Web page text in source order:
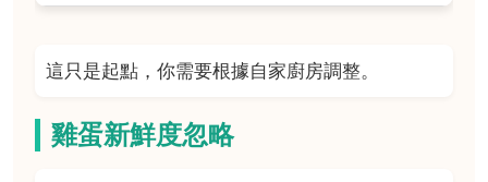
這只是起點，你需要根據自家廚房調整。
雞蛋新鮮度忽略